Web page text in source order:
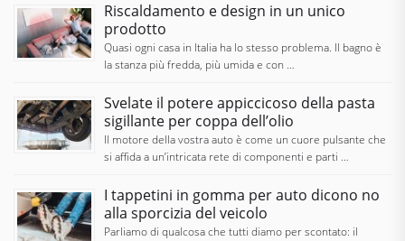
Riscaldamento e design in un unico
prodotto
Quasi ogni casa in Italia ha lo stesso problema. Il bagno è
la stanza più fredda, più umida e con …
Svelate il potere appiccicoso della pasta
sigillante per coppa dell’olio
Il motore della vostra auto è come un cuore pulsante che
si affida a un’intricata rete di componenti e parti …
I tappetini in gomma per auto dicono no
alla sporcizia del veicolo
Parliamo di qualcosa che tutti diamo per scontato: il